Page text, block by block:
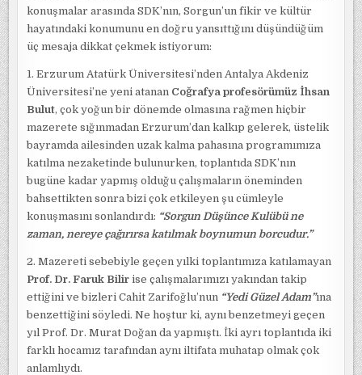
konuşmalar arasında SDK’nın, Sorgun’un fikir ve kültür
hayatındaki konumunu en doğru yansıttığını düşündüğüm
üç mesaja dikkat çekmek istiyorum:
1. Erzurum Atatürk Üniversitesi’nden Antalya Akdeniz
Üniversitesi’ne yeni atanan Coğrafya profesörümüz İhsan
Bulut, çok yoğun bir dönemde olmasına rağmen hiçbir
mazerete sığınmadan Erzurum’dan kalkıp gelerek, üstelik
bayramda ailesinden uzak kalma pahasına programımıza
katılma nezaketinde bulunurken, toplantıda SDK’nın
bugüne kadar yapmış olduğu çalışmaların öneminden
bahsettikten sonra bizi çok etkileyen şu cümleyle
konuşmasını sonlandırdı: “Sorgun Düşünce Kulübü ne
zaman, nereye çağırırsa katılmak boynumun borcudur.”
2. Mazereti sebebiyle geçen yılki toplantımıza katılamayan
Prof. Dr. Faruk Bilir ise çalışmalarımızı yakından takip
ettiğini ve bizleri Cahit Zarifoğlu’nun “Yedi Güzel Adam”ına
benzettiğini söyledi. Ne hoştur ki, aynı benzetmeyi geçen
yıl Prof. Dr. Murat Doğan da yapmıştı. İki ayrı toplantıda iki
farklı hocamız tarafından aynı iltifata muhatap olmak çok
anlamlıydı.